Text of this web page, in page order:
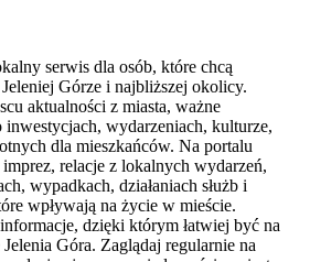
serwis dla osób, które chcą
Górze i najbliższej okolicy.
aktualności z miasta, ważne
wydarzeniach, kulturze,
dla mieszkańców. Na portalu
relacje z lokalnych wydarzeń,
wypadkach, działaniach służb i
wpływają na życie w mieście.
dzięki którym łatwiej być na
Góra. Zaglądaj regularnie na